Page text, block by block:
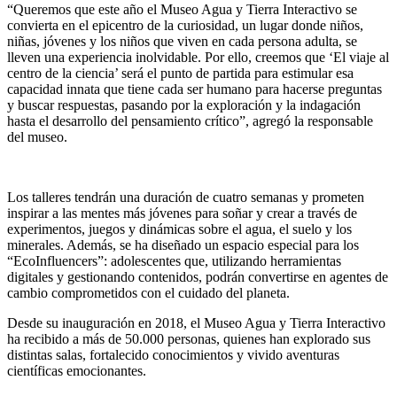
“Queremos que este año el Museo Agua y Tierra Interactivo se
convierta en el epicentro de la curiosidad, un lugar donde niños,
niñas, jóvenes y los niños que viven en cada persona adulta, se
lleven una experiencia inolvidable. Por ello, creemos que ‘El viaje al
centro de la ciencia’ será el punto de partida para estimular esa
capacidad innata que tiene cada ser humano para hacerse preguntas
y buscar respuestas, pasando por la exploración y la indagación
hasta el desarrollo del pensamiento crítico”, agregó la responsable
del museo.
Los talleres tendrán una duración de cuatro semanas y prometen
inspirar a las mentes más jóvenes para soñar y crear a través de
experimentos, juegos y dinámicas sobre el agua, el suelo y los
minerales. Además, se ha diseñado un espacio especial para los
“EcoInfluencers”: adolescentes que, utilizando herramientas
digitales y gestionando contenidos, podrán convertirse en agentes de
cambio comprometidos con el cuidado del planeta.
Desde su inauguración en 2018, el Museo Agua y Tierra Interactivo
ha recibido a más de 50.000 personas, quienes han explorado sus
distintas salas, fortalecido conocimientos y vivido aventuras
científicas emocionantes.